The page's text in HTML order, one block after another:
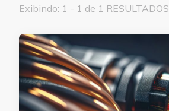
Exibindo: 1 - 1 de 1 RESULTADOS